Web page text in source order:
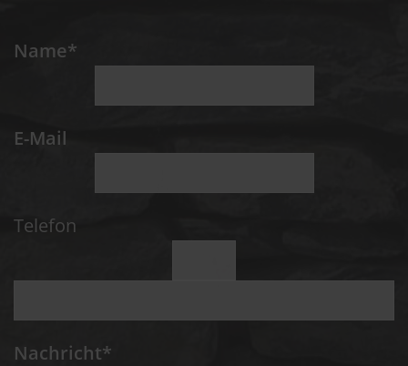
Name*
E-Mail
Telefon
Nachricht*